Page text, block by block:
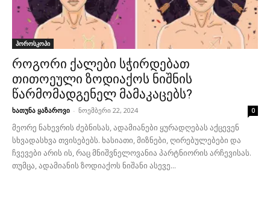
ჰოროსკოპი
როგორი ქალები სჭირდებათ
თითოეული ზოდიაქოს ნიშნის
წარმომადგენელ მამაკაცებს?
ხათუნა ყაზაროვი - ნოემბერი 22, 2024 0
მეორე ნახევრის ძებნისას, ადამიანები ყურადღებას აქცევენ
სხვადასხვა თვისებებს. ხასიათი, მიზნები, ღირებულებები და
ჩვევები არის ის, რაც მნიშვნელოვანია პარტნიორის არჩევისას.
თუმცა, ადამიანის ზოდიაქოს ნიშანი ასევე...